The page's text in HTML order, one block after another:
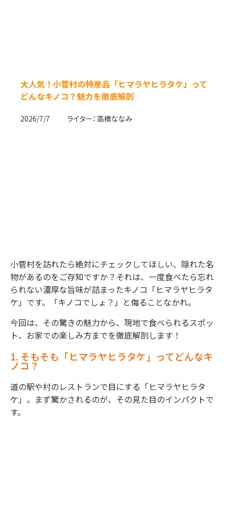
大人気！小菅村の特産品「ヒマラヤヒラタケ」って
どんなキノコ？魅力を徹底解剖
2026/7/7 ライター： 高橋ななみ
小菅村を訪れたら絶対にチェックしてほしい、隠れた名
物があるのをご存知ですか？それは、一度食べたら忘れ
られない濃厚な旨味が詰まったキノコ「ヒマラヤヒラタ
ケ」です。「キノコでしょ？」と侮ることなかれ。
今回は、その驚きの魅力から、現地で食べられるスポッ
ト、お家での楽しみ方までを徹底解剖します！
1. そもそも「ヒマラヤヒラタケ」ってどんなキ
ノコ？
道の駅や村のレストランで目にする「ヒマラヤヒラタ
ケ」。まず驚かされるのが、その見た目のインパクトで
す。